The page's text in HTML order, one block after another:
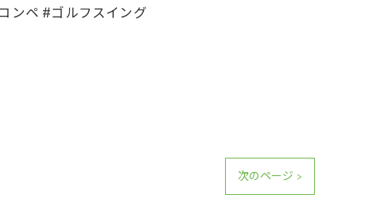
ンペ #ゴルフスイング
次のページ >